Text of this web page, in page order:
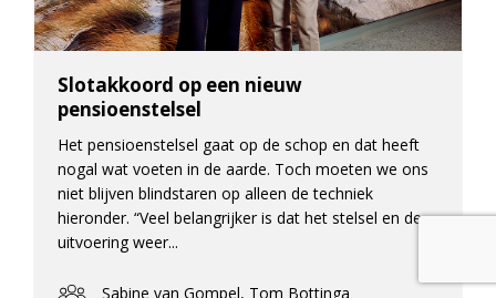
Slotakkoord op een nieuw
pensioenstelsel
Het pensioenstelsel gaat op de schop en dat heeft
nogal wat voeten in de aarde. Toch moeten we ons
niet blijven blindstaren op alleen de techniek
hieronder. “Veel belangrijker is dat het stelsel en de
uitvoering weer...
Sabine van Gompel, Tom Bottinga